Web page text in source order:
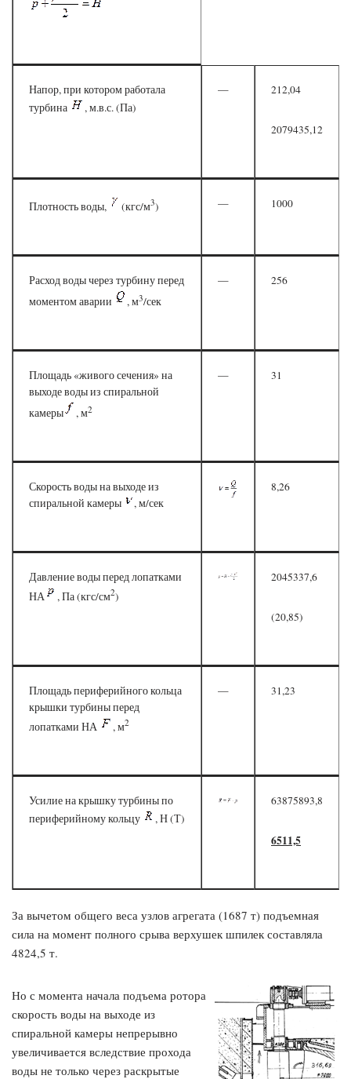
Напор, при котором работала
турбина
, м.в.с. (Па)
— 212,04
2079435,12
Плотность воды, (кгс/м3) — 1000
Расход воды через турбину перед
моментом аварии
, м3/сек
— 256
Площадь «живого сечения» на
выходе воды из спиральной
камеры
, м2
— 31
Скорость воды на выходе из
спиральной камеры
, м/сек
8,26
Давление воды перед лопатками
НА
, Па (кгс/см2)
2045337,6
(20,85)
Площадь периферийного кольца
крышки турбины перед
лопатками НА
, м2
— 31,23
Усилие на крышку турбины по
периферийному кольцу
, Н (Т)
63875893,8
6511,5
За вычетом общего веса узлов агрегата (1687 т) подъемная
сила на момент полного срыва верхушек шпилек составляла
4824,5 т.
Но с момента начала подъема ротора
скорость воды на выходе из
спиральной камеры непрерывно
увеличивается вследствие прохода
воды не только через раскрытые